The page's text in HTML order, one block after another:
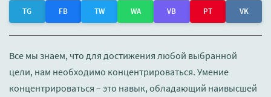
TG FB TW WA VB PT VK
Все мы знаем, что для достижения любой выбранной
цели, нам необходимо концентрироваться. Умение
концентрироваться – это навык, обладающий наивысшей